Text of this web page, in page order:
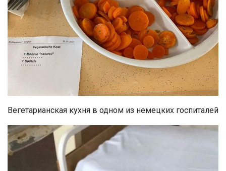
Вегетарианская кухня в одном из немецких госпиталей